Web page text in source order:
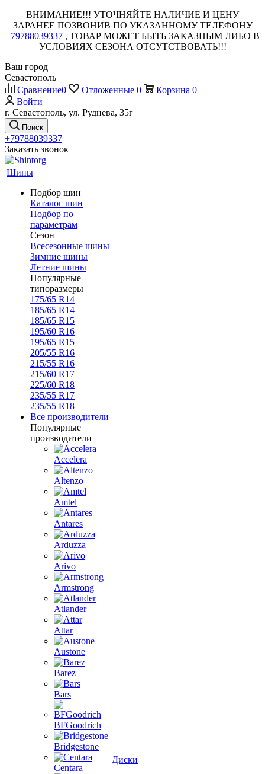
ВНИМАНИЕ!!! УТОЧНЯЙТЕ НАЛИЧИЕ И ЦЕНУ
ЗАРАНЕЕ ПОЗВОНИВ ПО УКАЗАННОМУ ТЕЛЕФОНУ
+79788039337 , ТОВАР МОЖЕТ БЫТЬ ЗАКАЗНЫМ ЛИБО В
УСЛОВИЯХ СЕЗОНА ОТСУТСТВОВАТЬ!!!
Ваш город
Севастополь
Сравнение0 Отложенные 0 Корзина 0
Войти
г. Севастополь, ул. Руднева, 35г
Поиск
+79788039337
Заказать звонок
Шины
Подбор шин
Каталог шин
Подбор по
параметрам
Сезон
Всесезонные шины
Зимние шины
Летние шины
Популярные
типоразмеры
175/65 R14
185/65 R14
185/65 R15
195/60 R16
195/65 R15
205/55 R16
215/55 R16
215/60 R17
225/60 R18
235/55 R17
235/55 R18
Все производители
Популярные
производители
Accelera
Altenzo
Amtel
Antares
Arduzza
Arivo
Armstrong
Atlander
Attar
Austone
Barez
Bars
BFGoodrich
Bridgestone
Centara
Диски